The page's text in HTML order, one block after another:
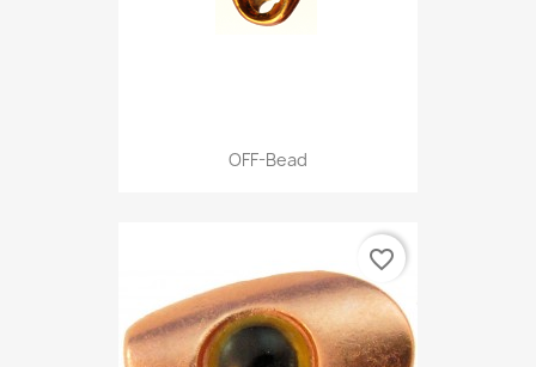
OFF-Bead
favorite_border